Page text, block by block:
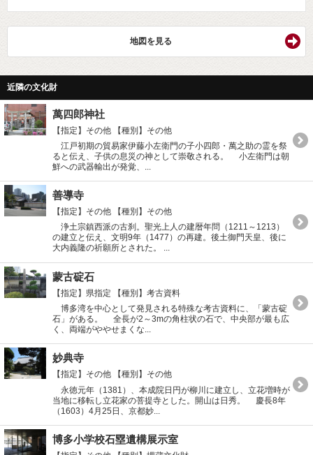
地図を見る
近隣の文化財
萬四郎神社
【指定】その他
【種別】その他
江戸初期の貿易家伊藤小左衛門の子小四郎・萬之助の霊を祭
ると伝え、子供の息災の神として崇敬される。 小左衛門は朝
鮮への武器輸出が発覚、...
善導寺
【指定】その他
【種別】その他
浄土宗鎮西派の古刹。聖光上人の建暦年問（1211～1213）
の建立と伝え、文明9年（1477）の再建。後土御門天皇、後に
大内義隆の祈願所とされた。 ...
蒙古碇石
【指定】県指定
【種別】考古資料
博多湾を中心として発見される特殊な考古資料に、「蒙古碇
石」がある。 全長が2～3mの角柱状の石で、中央部が最も広
く、両端がややせまくな...
妙典寺
【指定】その他
【種別】その他
永徳元年（1381）、本成院日円が柳川に建立し、立花増時が
当地に移転し立花家の菩提寺とした。開山は日秀。 慶長8年
（1603）4月25日、京都妙...
博多小学校石塁遺構展示室